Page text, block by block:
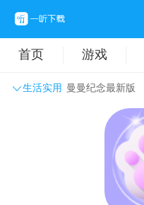
首页 游戏
生活实用 曼曼纪念最新版
主题壁纸
拍摄美化